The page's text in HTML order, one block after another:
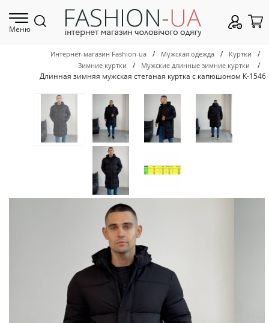
Меню
Интернет-магазин Fashion-ua / Мужская одежда / Куртки /
Зимние куртки / Мужские длинные зимние куртки
/
Длинная зимняя мужская стеганая куртка с капюшоном К-1546